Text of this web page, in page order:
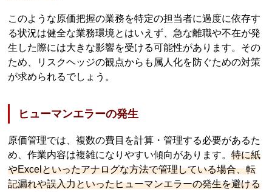
このような原価把握の業務を特定の担当者に過度に依存す
る状況は健全な業務環境とはいえず、急な離職や不在が発
生した際には大きな影響を受ける可能性があります。その
ため、リスクヘッジの観点からも属人化を防ぐための対策
が求められるでしょう。
ヒューマンエラーの発生
原価管理では、複数の費目を計算・管理する必要があるた
め、作業内容は複雑になりやすい傾向があります。特に紙
やExcelといったアナログな方法で管理している場合、転
記漏れや誤入力といったヒューマンエラーの発生を避ける